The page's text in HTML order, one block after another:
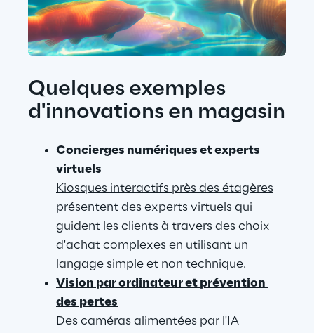
Quelques exemples
d'innovations en magasin
Concierges numériques et experts
virtuels
Kiosques interactifs près des étagères
présentent des experts virtuels qui
guident les clients à travers des choix
d'achat complexes en utilisant un
langage simple et non technique.
Vision par ordinateur et prévention
des pertes
Des caméras alimentées par l'IA